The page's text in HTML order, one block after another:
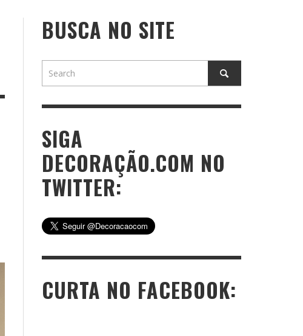
BUSCA NO SITE
SIGA
DECORAÇÃO.COM NO
TWITTER:
CURTA NO FACEBOOK: